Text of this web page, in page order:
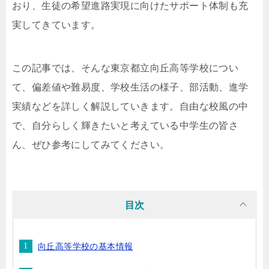
おり、生徒の希望進路実現に向けたサポート体制も充
実してきています。
この記事では、そんな東京都立向丘高等学校につい
て、偏差値や難易度、学校生活の様子、部活動、進学
実績などを詳しく解説していきます。自由な校風の中
で、自分らしく輝きたいと考えている中学生の皆さ
ん、ぜひ参考にしてみてください。
目次
向丘高等学校の基本情報